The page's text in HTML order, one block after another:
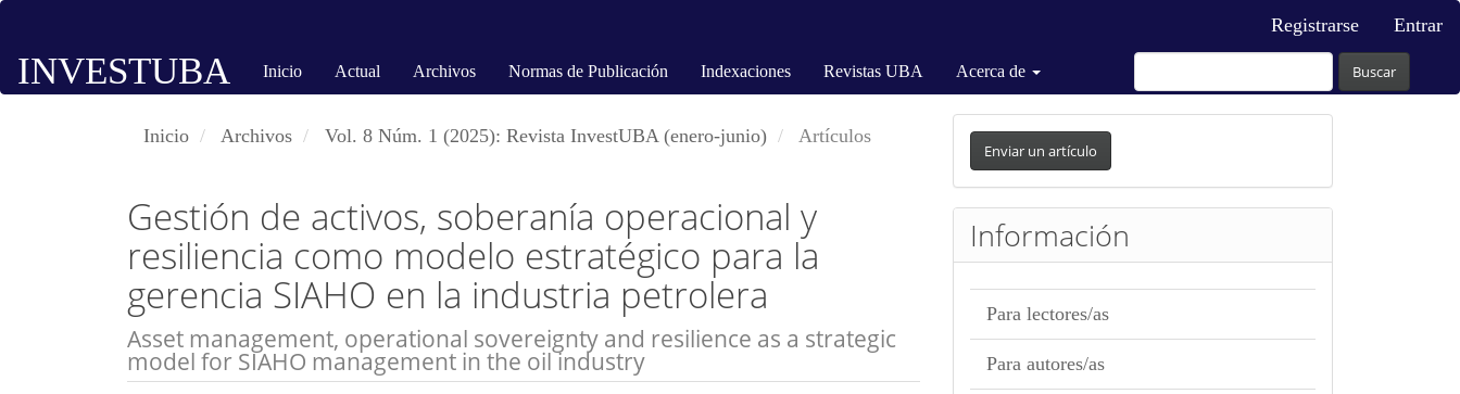
Contenido
principal
Registrarse Entrar
INVESTUBA Inicio Actual Archivos Normas de Publicación Indexaciones Revistas UBA Acerca de Buscar
Inicio Archivos Vol. 8 Núm. 1 (2025): Revista InvestUBA (enero-junio) Artículos
Gestión de activos, soberanía operacional y
resiliencia como modelo estratégico para la
gerencia SIAHO en la industria petrolera
Asset management, operational sovereignty and resilience as a strategic
model for SIAHO management in the oil industry
Enviar
un
artículo
Enviar un artículo
Información
Para lectores/as
Para autores/as